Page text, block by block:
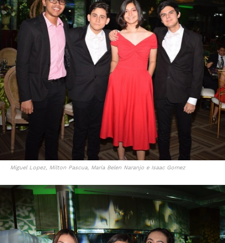
Miguel Lopez, Milton Pascua, Maria Belen Naranjo e Isaac Gomez